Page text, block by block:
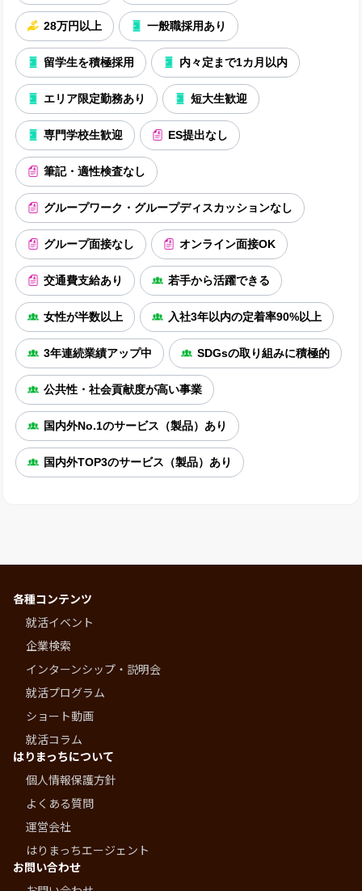
28万円以上 一般職採用あり
留学生を積極採用 内々定まで1カ月以内
エリア限定勤務あり 短大生歓迎
専門学校生歓迎 ES提出なし
筆記・適性検査なし
グループワーク・グループディスカッションなし
グループ面接なし オンライン面接OK
交通費支給あり 若手から活躍できる
女性が半数以上 入社3年以内の定着率90%以上
3年連続業績アップ中 SDGsの取り組みに積極的
公共性・社会貢献度が高い事業
国内外No.1のサービス（製品）あり
国内外TOP3のサービス（製品）あり
各種コンテンツ
就活イベント
企業検索
インターンシップ・説明会
就活プログラム
ショート動画
就活コラム
はりまっちについて
個人情報保護方針
よくある質問
運営会社
はりまっちエージェント
お問い合わせ